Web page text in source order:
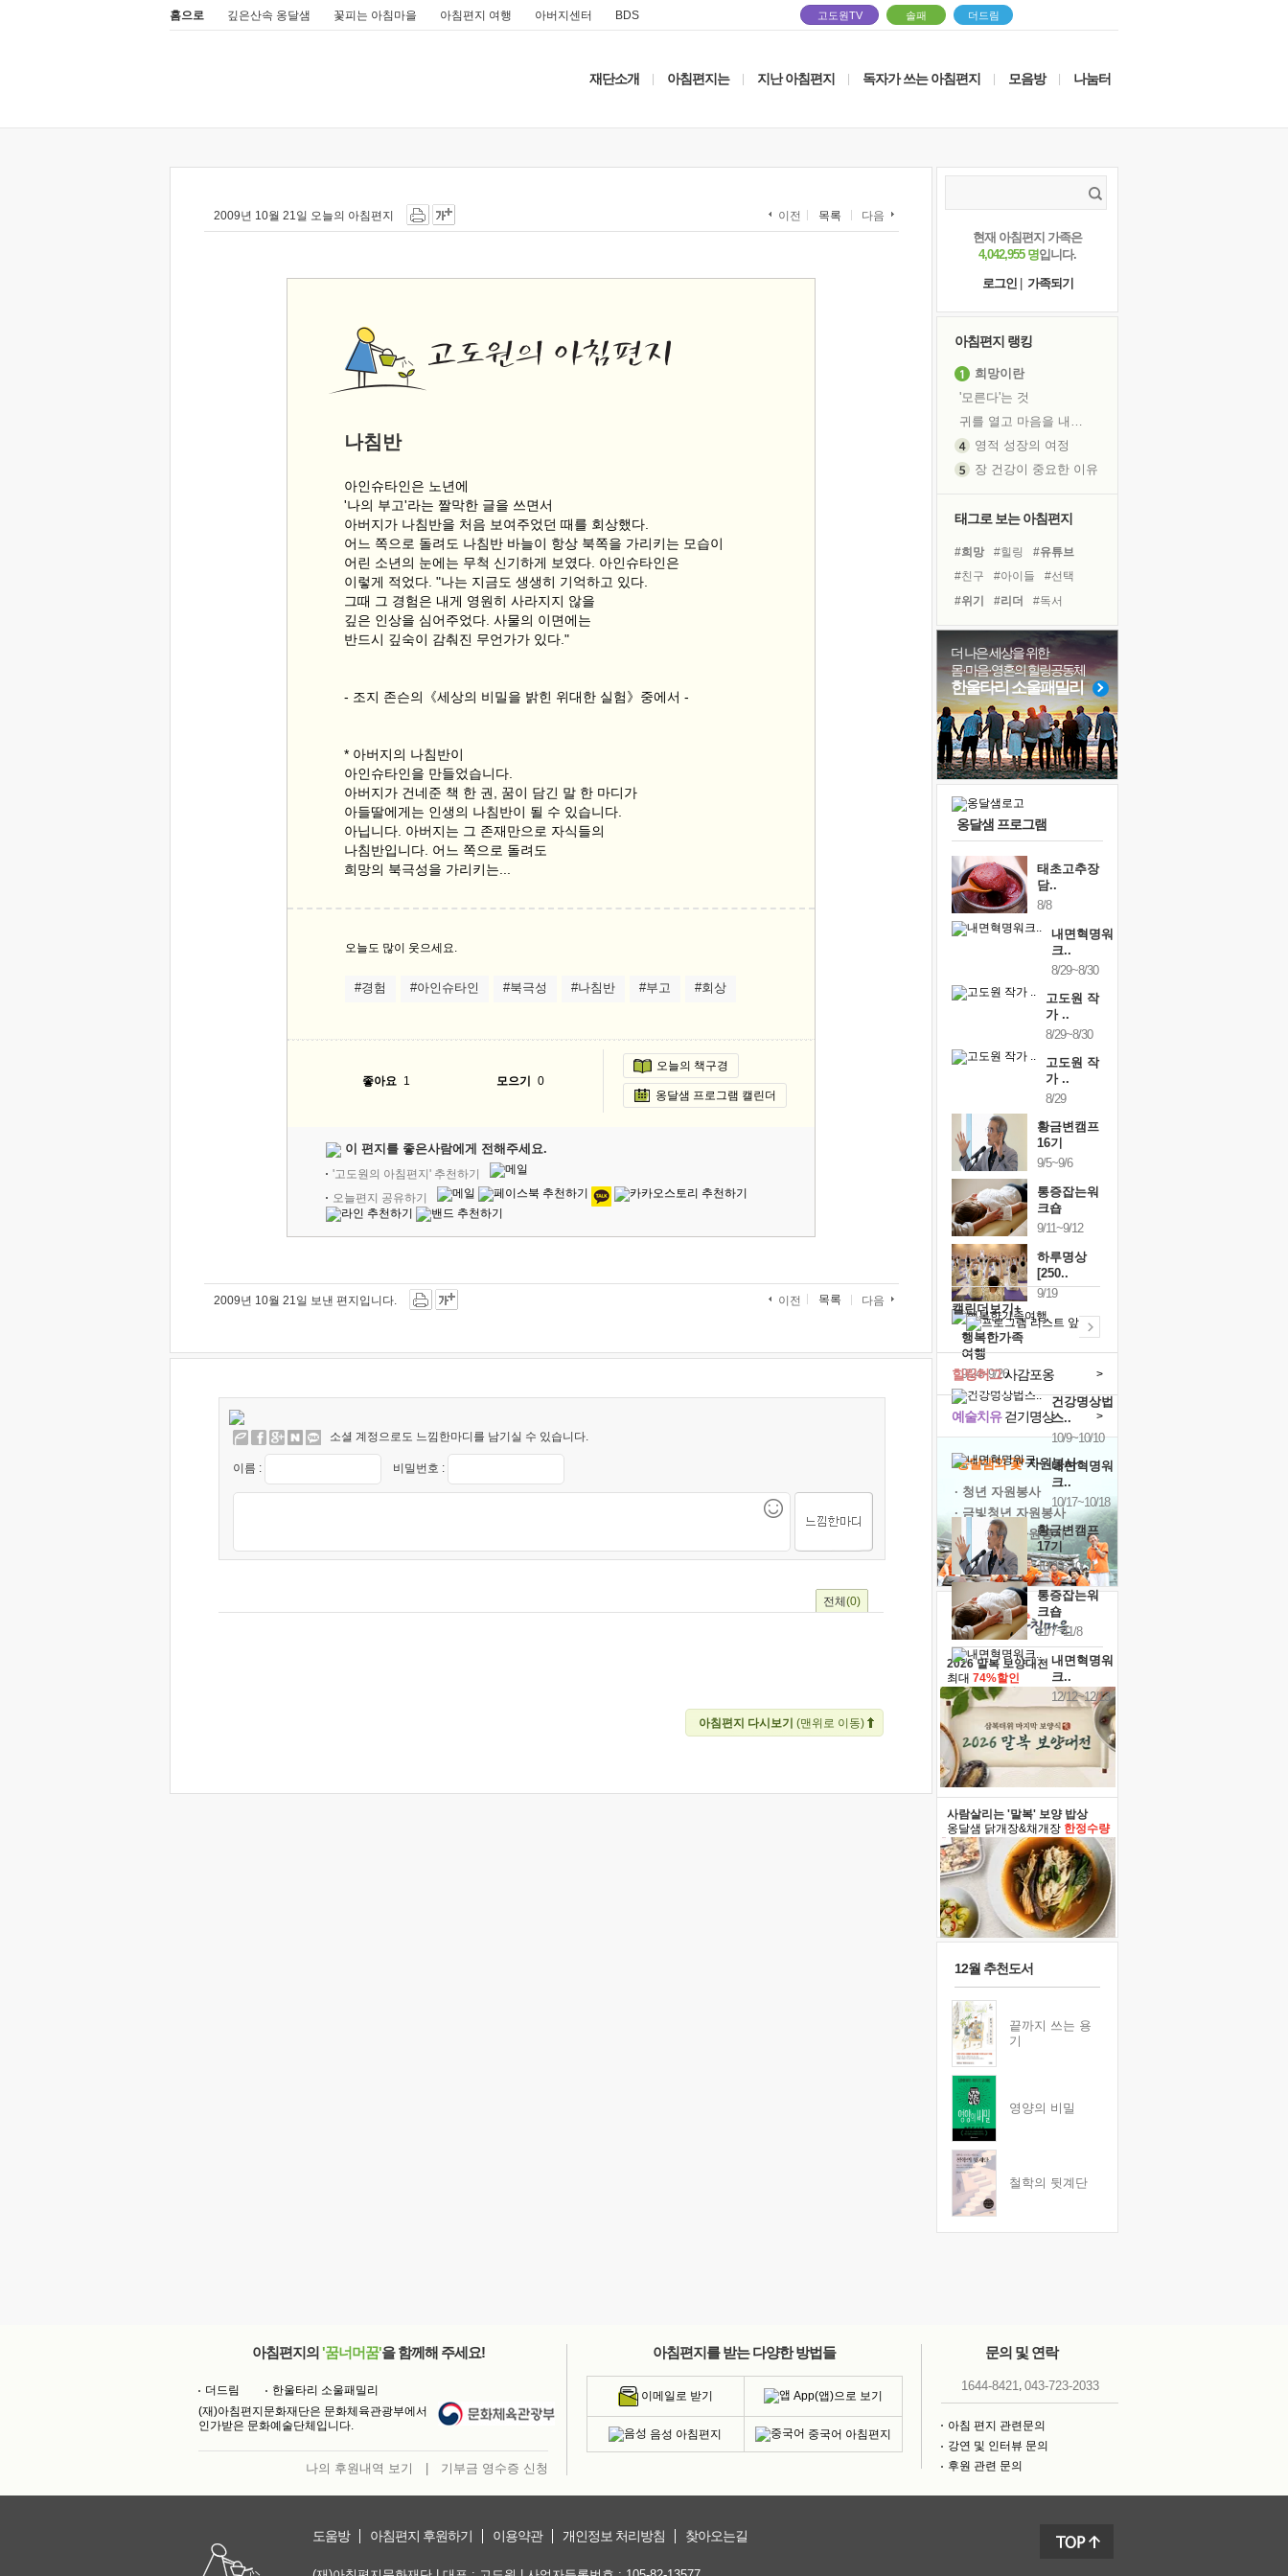
홈으로 깊은산속 옹달샘 꽃피는 아침마을 아침편지 여행 아버지센터 BDS 고도원TV 솔패 더드림
재단소개 아침편지는 지난 아침편지 독자가 쓰는 아침편지 모음방 나눔터
2009년 10월 21일 오늘의 아침편지 이전 목록 다음
나침반
아인슈타인은 노년에
'나의 부고'라는 짤막한 글을 쓰면서
아버지가 나침반을 처음 보여주었던 때를 회상했다.
어느 쪽으로 돌려도 나침반 바늘이 항상 북쪽을 가리키는 모습이
어린 소년의 눈에는 무척 신기하게 보였다. 아인슈타인은
이렇게 적었다. "나는 지금도 생생히 기억하고 있다.
그때 그 경험은 내게 영원히 사라지지 않을
깊은 인상을 심어주었다. 사물의 이면에는
반드시 깊숙이 감춰진 무언가가 있다."
- 조지 존슨의《세상의 비밀을 밝힌 위대한 실험》중에서 -
* 아버지의 나침반이
아인슈타인을 만들었습니다.
아버지가 건네준 책 한 권, 꿈이 담긴 말 한 마디가
아들딸에게는 인생의 나침반이 될 수 있습니다.
아닙니다. 아버지는 그 존재만으로 자식들의
나침반입니다. 어느 쪽으로 돌려도
희망의 북극성을 가리키는...
오늘도 많이 웃으세요.
#경험 #아인슈타인 #북극성 #나침반 #부고 #회상
좋아요 1 모으기 0
오늘의 책구경
옹달샘 프로그램 캘린더
이 편지를 좋은사람에게 전해주세요.
'고도원의 아침편지' 추천하기
오늘편지 공유하기
2009년 10월 21일 보낸 편지입니다. 이전 목록 다음
소셜 계정으로도 느낌한마디를 남기실 수 있습니다.
이름 : 비밀번호 :
전체(0)
아침편지 다시보기 (맨위로 이동)
현재 아침편지 가족은
4,042,955 명입니다.
로그인
가족되기
아침편지 랭킹
희망이란
'모른다'는 것
귀를 열고 마음을 내어주고
영적 성장의 여정
장 건강이 중요한 이유
꿈이 실제가 되는 것
'말 타는 법'을 먼저
아픈 아버지를 위한 공간 설계
졸업식 사진을 보며
극심한 변비, 어깨결림, 수면 장애
보고 싶은 어머니
마음이 멈춰 버린 곳
못된 꼰대들
태그로 보는 아침편지
#희망 #힐링
#유튜브
#친구
#아이들
#선택
#위기
#리더
#독서
#다짐
#도움
#바이러스
#계획
#명상
#건강
#면역력
#독서캠프
#나눔
#사람
#링컨학교
#경험
더 나은 세상을 위한
몸·마음·영혼의 힐링공동체
한울타리 소울패밀리
옹달샘 프로그램
태초고추장
담..
8/8
내면혁명워
크..
8/29~8/30
고도원 작
가 ..
8/29~8/30
고도원 작
가 ..
8/29
황금변캠프
16기
9/5~9/6
통증잡는워
크숍
9/11~9/12
하루명상
[250..
9/19
행복한가족
여행
9/24~9/26
건강명상법
스..
10/9~10/10
내면혁명워
크..
10/17~10/18
황금변캠프
17기
10/30~10/31
통증잡는워
크숍
11/7~11/8
내면혁명워
크..
12/12~12/13
캘린더보기+
예술치유걷기명상 >
힐링허그사감포옹 >
'옹달샘의 꽃'자원봉사
· 청년 자원봉사
· 금빛청년 자원봉사
· 음식연구 자원봉사
2026 말복 보양대전
최대 74%할인
사람살리는 '말복' 보양 밥상
옹달샘 닭개장&채개장 한정수량
12월 추천도서
끝까지 쓰는 용
기
영양의 비밀
철학의 뒷계단
아침편지의 '꿈너머꿈'을 함께해 주세요!
더드림
한울타리 소울패밀리
(재)아침편지문화재단은 문화체육관광부에서
인가받은 문화예술단체입니다.
나의 후원내역 보기 기부금 영수증 신청
아침편지를 받는 다양한 방법들
이메일로 받기 App(앱)으로 보기
음성 아침편지 중국어 아침편지
문의 및 연락
1644-8421, 043-723-2033
아침 편지 관련문의
강연 및 인터뷰 문의
후원 관련 문의
도움방 아침편지 후원하기 이용약관 개인정보 처리방침 찾아오는길